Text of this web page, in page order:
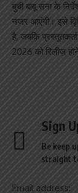
बुची बाबू सना के
नजर आएंगी। इसे
है, जबकि
2026 को रिलीज़
Sign
Be keep
straight
Email address: